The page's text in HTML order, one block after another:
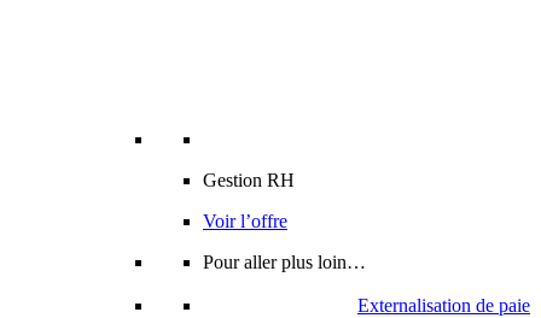
Gestion RH
Voir l’offre
Pour aller plus loin…
Externalisation de paie